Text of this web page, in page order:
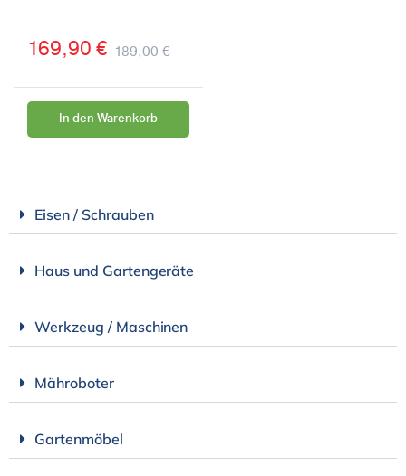
189,00€
169,90 €
In den Warenkorb
Eisen / Schrauben
Haus und Gartengeräte
Werkzeug / Maschinen
Mähroboter
Gartenmöbel